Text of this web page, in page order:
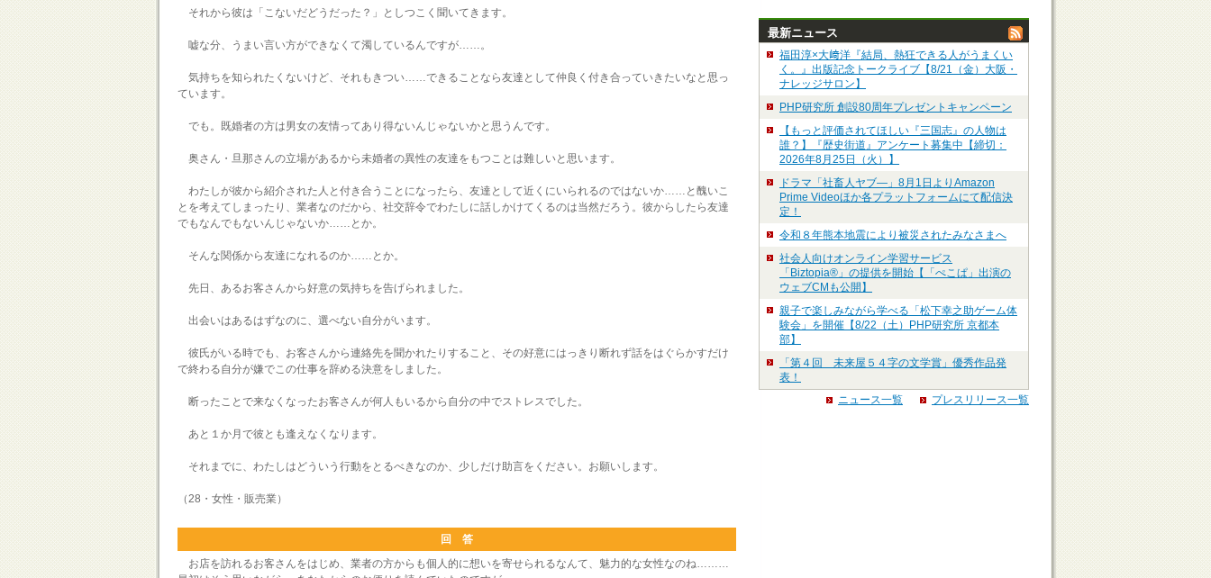
それから彼は「こないだどうだった？」としつこく聞いてきます。
嘘な分、うまい言い方ができなくて濁しているんですが……。
気持ちを知られたくないけど、それもきつい……できることなら友達として仲良く付き合っていきたいなと思っ
ています。
でも。既婚者の方は男女の友情ってあり得ないんじゃないかと思うんです。
奥さん・旦那さんの立場があるから未婚者の異性の友達をもつことは難しいと思います。
わたしが彼から紹介された人と付き合うことになったら、友達として近くにいられるのではないか……と醜いこ
とを考えてしまったり、業者なのだから、社交辞令でわたしに話しかけてくるのは当然だろう。彼からしたら友達
でもなんでもないんじゃないか……とか。
そんな関係から友達になれるのか……とか。
先日、あるお客さんから好意の気持ちを告げられました。
出会いはあるはずなのに、選べない自分がいます。
彼氏がいる時でも、お客さんから連絡先を聞かれたりすること、その好意にはっきり断れず話をはぐらかすだけ
で終わる自分が嫌でこの仕事を辞める決意をしました。
断ったことで来なくなったお客さんが何人もいるから自分の中でストレスでした。
あと１か月で彼とも逢えなくなります。
それまでに、わたしはどういう行動をとるべきなのか、少しだけ助言をください。お願いします。
（28・女性・販売業）
回 答
お店を訪れるお客さんをはじめ、業者の方からも個人的に想いを寄せられるなんて、魅力的な女性なのね………
最新ニュース
福田淳×大﨑洋『結局、熱狂できる人がうまくい
く。』出版記念トークライブ【8/21（金）大阪・
ナレッジサロン】
PHP研究所 創設80周年プレゼントキャンペーン
【もっと評価されてほしい『三国志』の人物は
誰？】『歴史街道』アンケート募集中【締切：
2026年8月25日（火）】
ドラマ「社畜人ヤブ―」8月1日よりAmazon
Prime Videoほか各プラットフォームにて配信決
定！
令和８年熊本地震により被災されたみなさまへ
社会人向けオンライン学習サービス
「Biztopia®」の提供を開始【「ぺこぱ」出演の
ウェブCMも公開】
親子で楽しみながら学べる「松下幸之助ゲーム体
験会」を開催【8/22（土）PHP研究所 京都本
部】
「第４回 未来屋５４字の文学賞」優秀作品発
表！
ニュース一覧
プレスリリース一覧